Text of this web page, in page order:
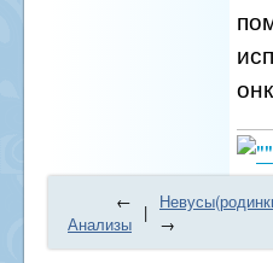
←
Анализы
|
→